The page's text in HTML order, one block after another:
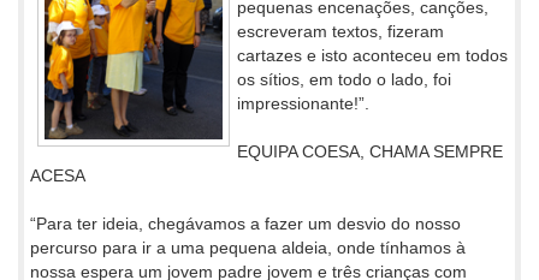
pequenas encenações, canções,
escreveram textos, fizeram
cartazes e isto aconteceu em todos
os sítios, em todo o lado, foi
impressionante!”.
EQUIPA COESA, CHAMA SEMPRE
ACESA
“Para ter ideia, chegávamos a fazer um desvio do nosso
percurso para ir a uma pequena aldeia, onde tínhamos à
nossa espera um jovem padre jovem e três crianças com